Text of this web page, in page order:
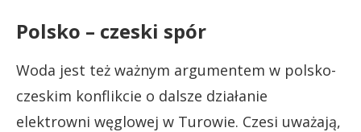
Polsko – czeski spór
Woda jest też ważnym argumentem w polsko-
czeskim konflikcie o dalsze działanie
elektrowni węglowej w Turowie. Czesi uważają,